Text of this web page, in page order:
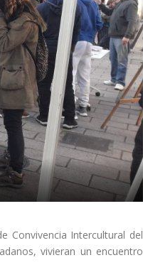
Convivencia Intercultural del
vivieran un encuentro